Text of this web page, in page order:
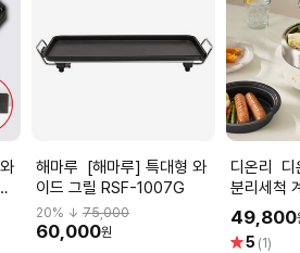
해마루 [해마루] 특대형 와
이드 그릴 RSF-1007G
20% ↓75,000
60,000원
디온리 디온리 올스텐 4in1
분리세척
전골냄비
49,800
별5 (1)